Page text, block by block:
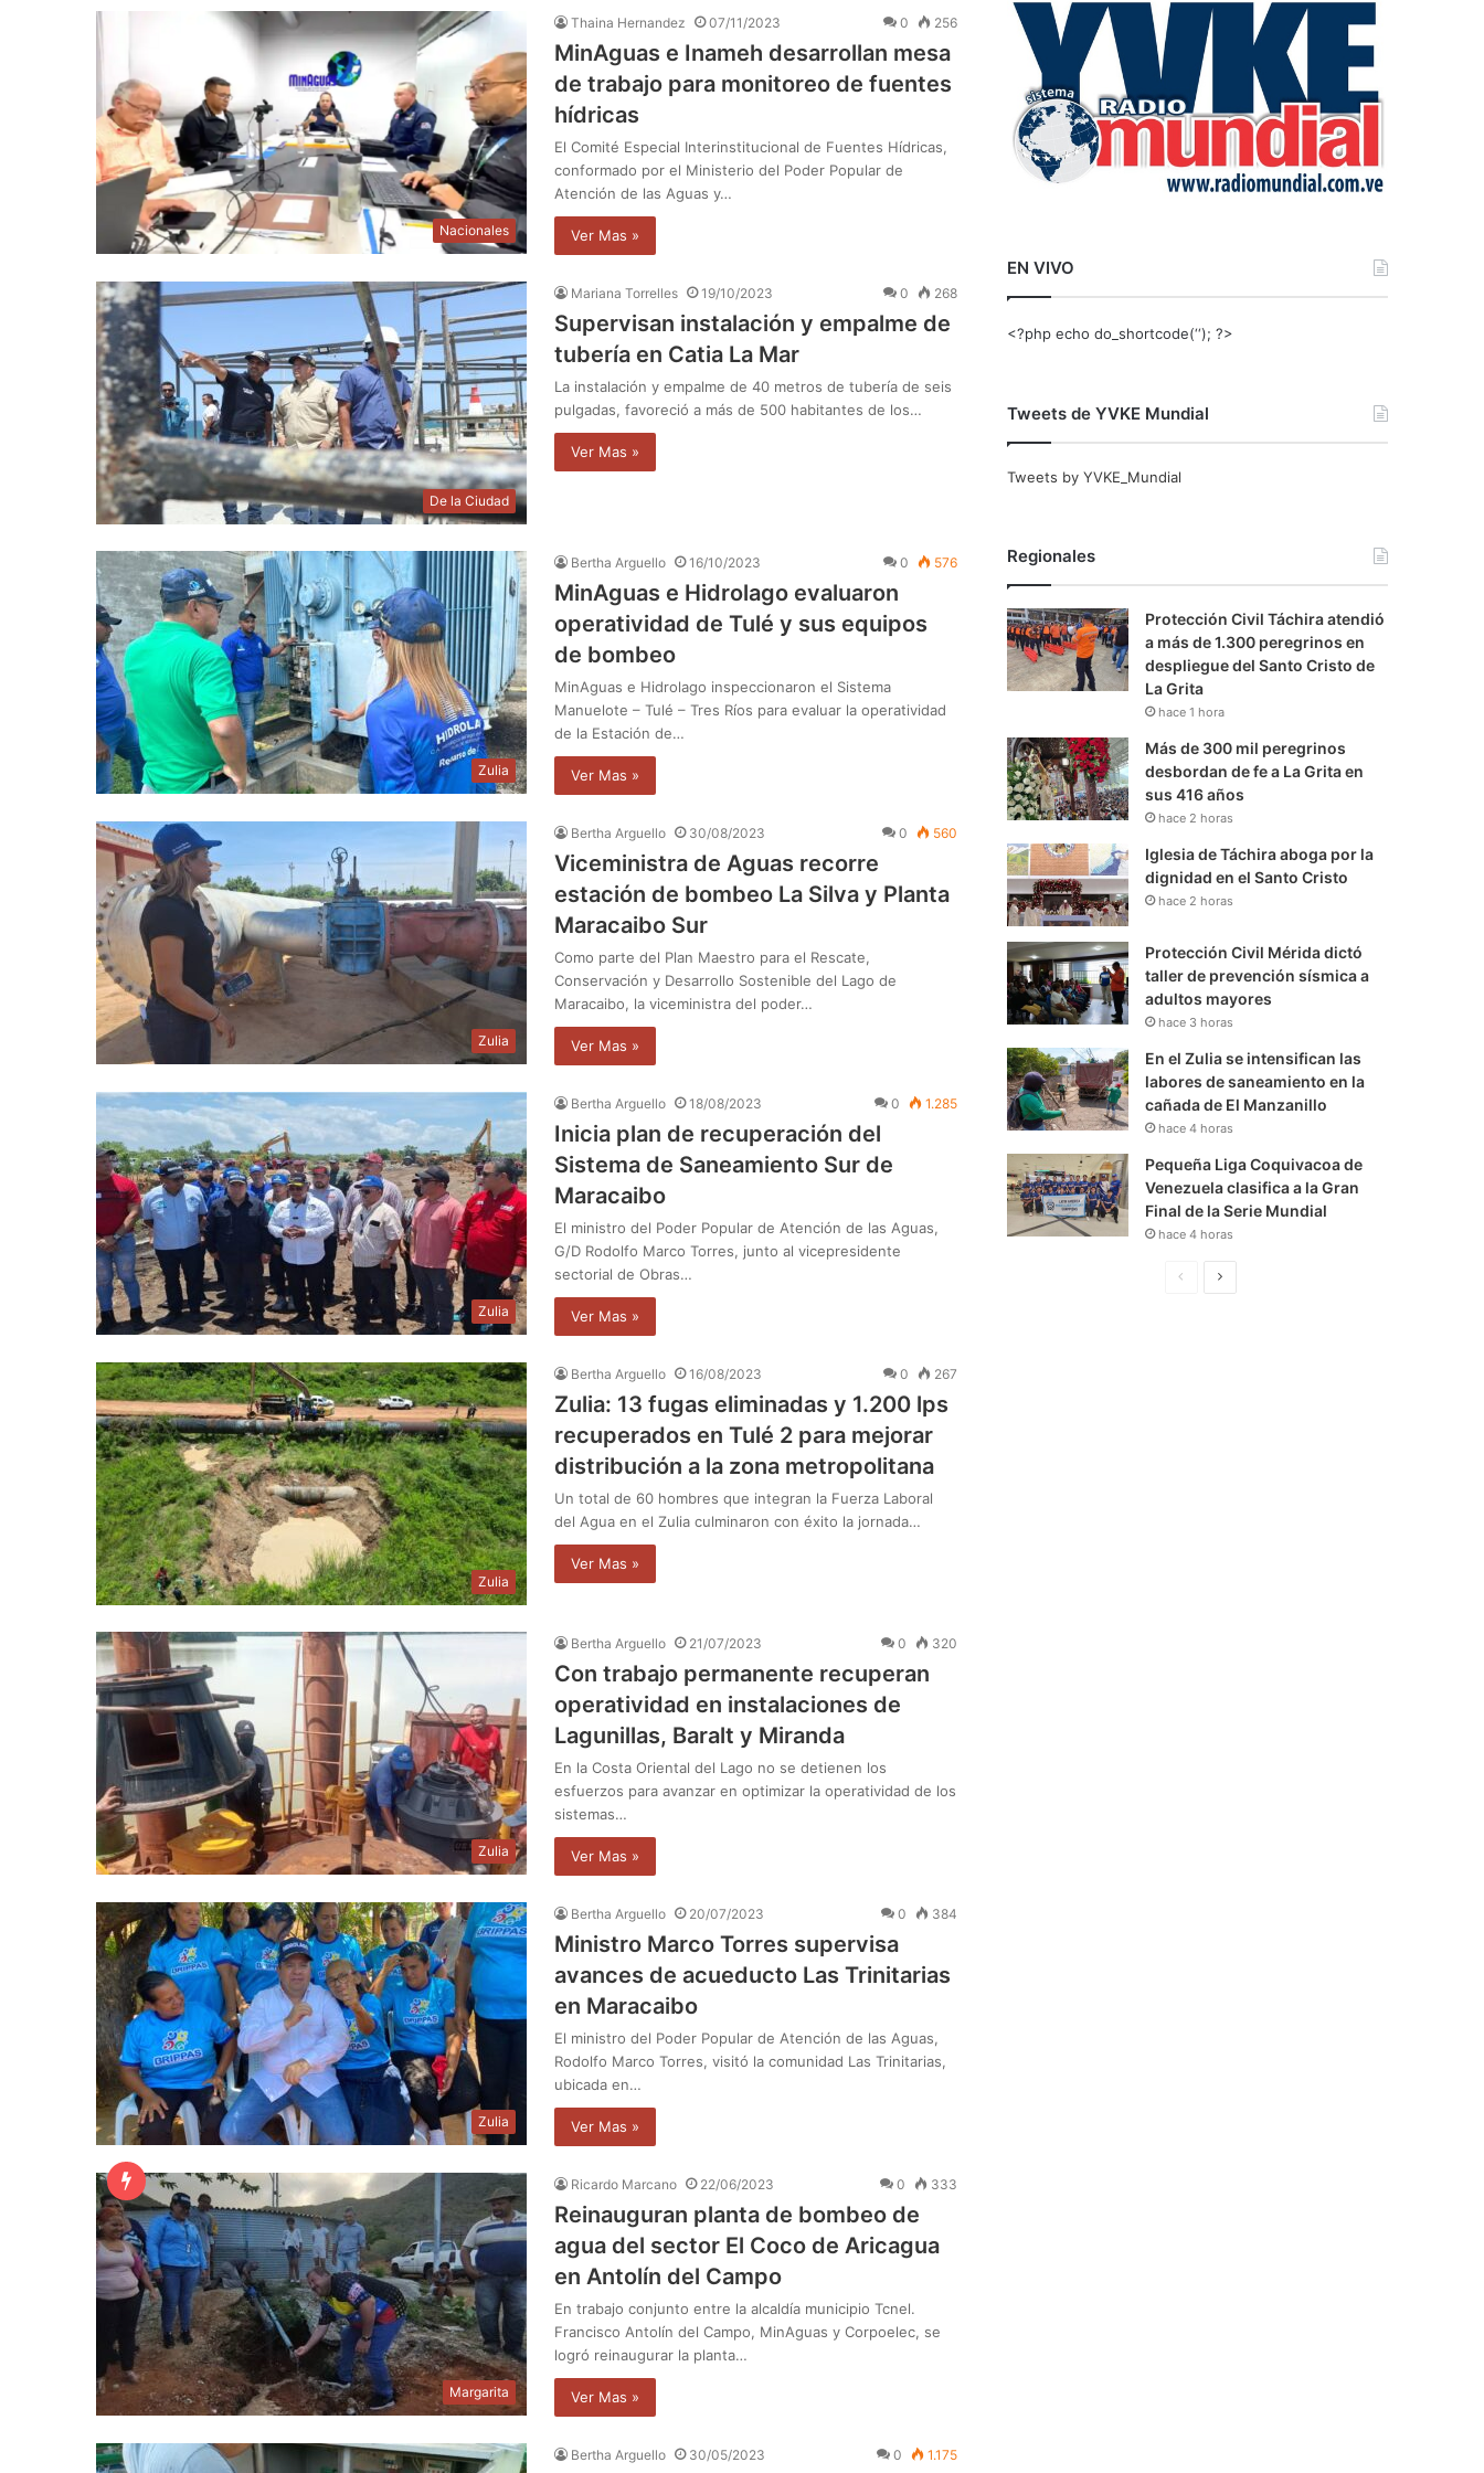
Nacionales
Thaina Hernandez 07/11/2023 0 256
MinAguas e Inameh desarrollan mesa
de trabajo para monitoreo de fuentes
hídricas
El Comité Especial Interinstitucional de Fuentes Hídricas,
conformado por el Ministerio del Poder Popular de
Atención de las Aguas y…
Ver Mas »
De la Ciudad
Mariana Torrelles 19/10/2023 0 268
Supervisan instalación y empalme de
tubería en Catia La Mar
La instalación y empalme de 40 metros de tubería de seis
pulgadas, favoreció a más de 500 habitantes de los…
Ver Mas »
Zulia
Bertha Arguello 16/10/2023 0 576
MinAguas e Hidrolago evaluaron
operatividad de Tulé y sus equipos
de bombeo
MinAguas e Hidrolago inspeccionaron el Sistema
Manuelote – Tulé – Tres Ríos para evaluar la operatividad
de la Estación de…
Ver Mas »
Zulia
Bertha Arguello 30/08/2023 0 560
Viceministra de Aguas recorre
estación de bombeo La Silva y Planta
Maracaibo Sur
Como parte del Plan Maestro para el Rescate,
Conservación y Desarrollo Sostenible del Lago de
Maracaibo, la viceministra del poder…
Ver Mas »
Zulia
Bertha Arguello 18/08/2023 0 1.285
Inicia plan de recuperación del
Sistema de Saneamiento Sur de
Maracaibo
El ministro del Poder Popular de Atención de las Aguas,
G/D Rodolfo Marco Torres, junto al vicepresidente
sectorial de Obras…
Ver Mas »
Zulia
Bertha Arguello 16/08/2023 0 267
Zulia: 13 fugas eliminadas y 1.200 lps
recuperados en Tulé 2 para mejorar
distribución a la zona metropolitana
Un total de 60 hombres que integran la Fuerza Laboral
del Agua en el Zulia culminaron con éxito la jornada…
Ver Mas »
Zulia
Bertha Arguello 21/07/2023 0 320
Con trabajo permanente recuperan
operatividad en instalaciones de
Lagunillas, Baralt y Miranda
En la Costa Oriental del Lago no se detienen los
esfuerzos para avanzar en optimizar la operatividad de los
sistemas…
Ver Mas »
Zulia
Bertha Arguello 20/07/2023 0 384
Ministro Marco Torres supervisa
avances de acueducto Las Trinitarias
en Maracaibo
El ministro del Poder Popular de Atención de las Aguas,
Rodolfo Marco Torres, visitó la comunidad Las Trinitarias,
ubicada en…
Ver Mas »
Margarita
Ricardo Marcano 22/06/2023 0 333
Reinauguran planta de bombeo de
agua del sector El Coco de Aricagua
en Antolín del Campo
En trabajo conjunto entre la alcaldía municipio Tcnel.
Francisco Antolín del Campo, MinAguas y Corpoelec, se
logró reinaugurar la planta…
Ver Mas »
Bertha Arguello 30/05/2023 0 1.175
r
EN VIVO
<?php echo do_shortcode(‘‘); ?>
Tweets de YVKE Mundial
Tweets by YVKE_Mundial
Regionales
Protección Civil Táchira atendió
a más de 1.300 peregrinos en
despliegue del Santo Cristo de
La Grita
hace 1 hora
Más de 300 mil peregrinos
desbordan de fe a La Grita en
sus 416 años
hace 2 horas
Iglesia de Táchira aboga por la
dignidad en el Santo Cristo
hace 2 horas
Protección Civil Mérida dictó
taller de prevención sísmica a
adultos mayores
hace 3 horas
En el Zulia se intensifican las
labores de saneamiento en la
cañada de El Manzanillo
hace 4 horas
Pequeña Liga Coquivacoa de
Venezuela clasifica a la Gran
Final de la Serie Mundial
hace 4 horas
S